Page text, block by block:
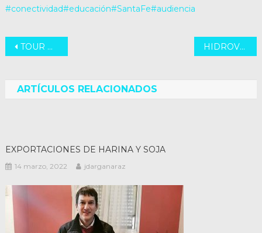
#conectividad#educación#SantaFe#audiencia
Navegación
entradas
TOUR DUEÑO PYME HIDROVÍA DEL PARANÁ
ARTÍCULOS RELACIONADOS
EXPORTACIONES DE HARINA Y SOJA
14 marzo, 2022 jdarganaraz